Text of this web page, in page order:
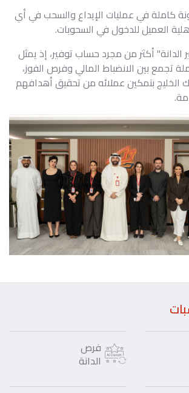
كاملة في عمليات الإيداع والسحب في أي
العميل للدخول في السحوبات.
الدانة" أكثر من مجرد حساب توفير، إذ يمثل
تجمع بين الانضباط المالي وفرص الفوز،
الخليج بتمكين عملائه من تحقيق أهدافهم
فرص
الدانة